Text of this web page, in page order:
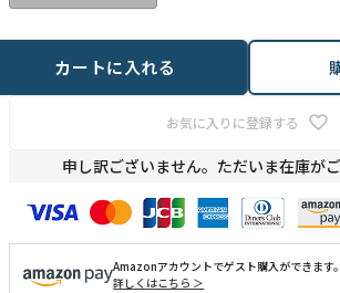
お気に入りに登録する
カートに入れる
申し訳ございません。ただいま在庫がご
Amazonアカウントでゲスト購入ができます。
詳しくはこちら ＞